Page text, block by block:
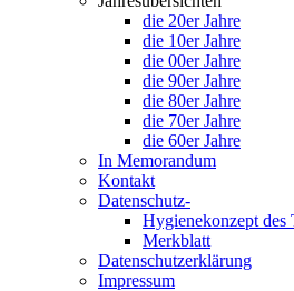
die 20er Jahre
die 10er Jahre
die 00er Jahre
die 90er Jahre
die 80er Jahre
die 70er Jahre
die 60er Jahre
In Memorandum
Kontakt
Datenschutz-
Hygienekonzept
Merkblatt
Datenschutzerklärung
Impressum